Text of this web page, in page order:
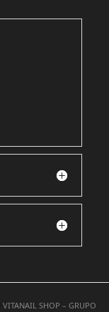
VITANAIL SHOP – GRUPO